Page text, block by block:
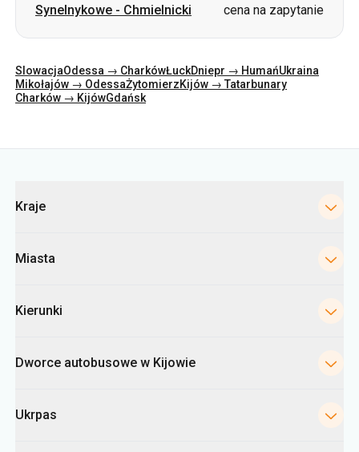
Charków → KijówGdańsk
Kategorie